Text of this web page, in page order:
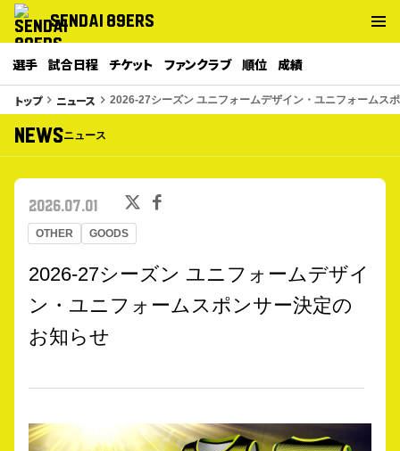
SENDAI 89ERS
選手 試合日程 チケット ファンクラブ 順位 成績
トップkeyboard_arrow_right ニュース keyboard_arrow_right 2026-27シーズン ユニフォームデザイン・ユニフォームス
NEWSニュース
OTHER GOODS
2026.07.01
2026-27シーズン ユニフォームデザイ
ン・ユニフォームスポンサー決定の
お知らせ